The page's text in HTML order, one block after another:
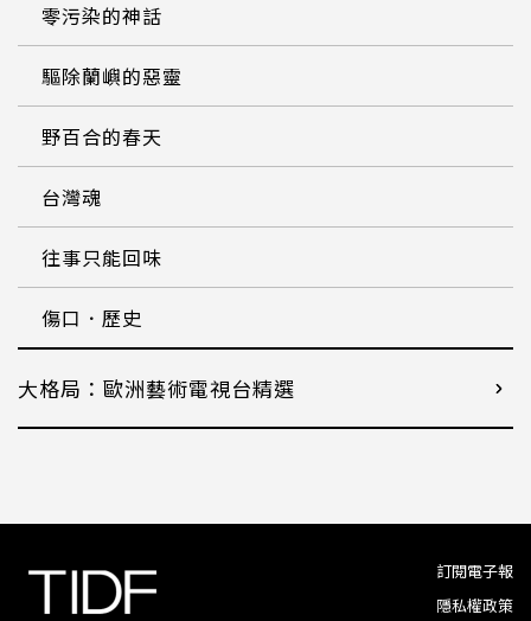
零污染的神話
驅除蘭嶼的惡靈
野百合的春天
台灣魂
往事只能回味
傷口．歷史
大格局：歐洲藝術電視台精選
訂閱電子報
隱私權政策